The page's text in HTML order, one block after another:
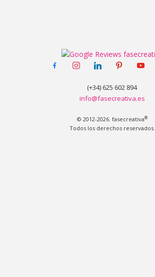
facebook-instagramlinkedin pinterestyoutube
(+34) 625 602 894
info@fasecreativa.es
© 2012-2026. fasecreativa®
Todos los derechos reservados.